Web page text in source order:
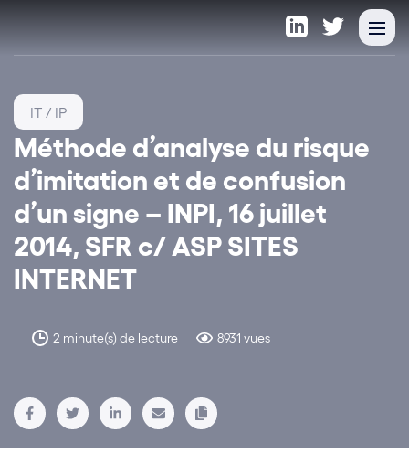
Méthode d’analyse du risque
d’imitation et de confusion
d’un signe – INPI, 16 juillet
2014, SFR c/ ASP SITES
INTERNET
2 minute(s) de lecture 8931 vues
IT / IP